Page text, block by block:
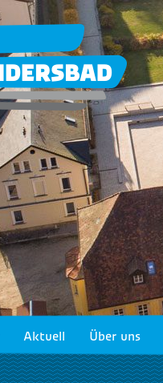
Aktuell Über uns